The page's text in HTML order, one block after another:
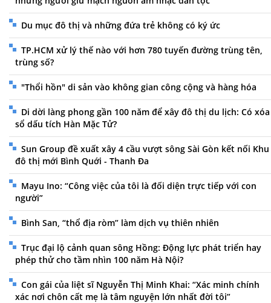
Du mục đô thị và những đứa trẻ không có ký ức
TP.HCM xử lý thế nào với hơn 780 tuyến đường trùng tên,
trùng số?
"Thổi hồn" di sản vào không gian công cộng và hàng hóa
Di dời làng phong gần 100 năm để xây đô thị du lịch: Có xóa
sổ dấu tích Hàn Mặc Tử?
Sun Group đề xuất xây 4 cầu vượt sông Sài Gòn kết nối Khu
đô thị mới Bình Quới - Thanh Đa
Mayu Ino: “Công việc của tôi là đối diện trực tiếp với con
người”
Bình San, “thổ địa ròm” làm dịch vụ thiên nhiên
Trục đại lộ cảnh quan sông Hồng: Động lực phát triển hay
phép thử cho tầm nhìn 100 năm Hà Nội?
Con gái của liệt sĩ Nguyễn Thị Minh Khai: “Xác minh chính
xác nơi chôn cất mẹ là tâm nguyện lớn nhất đời tôi”